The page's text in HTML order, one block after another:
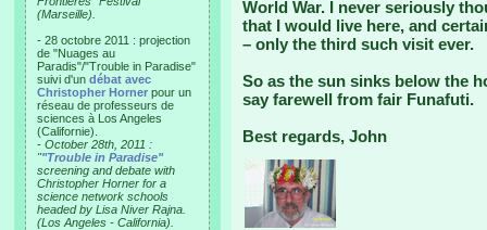
(Marseille).
- 28 octobre 2011 : projection
de "Nuages au
Paradis"/"Trouble in Paradise"
suivi d'un débat avec
Christopher Horner pour un
réseau de professeurs de
sciences à Los Angeles
(Californie).
- October 28th, 2011 :
""Trouble in Paradise"
screening and debate with
Christopher Horner for a
science network schools
headed by Lisa Niver Rajna.
(Los Angeles - California).
World War. I never seriously
that I would live here, and
– only the third such visit ever.
So as the sun sinks below the
say farewell from fair Funafuti.
Best regards, John